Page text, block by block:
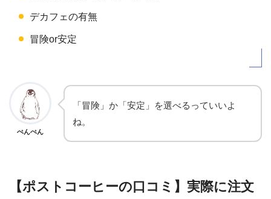
デカフェの有無
冒険or安定
ぺんぺん
「冒険」か「安定」を選べるっていいよ
ね。
【ポストコーヒーの口コミ】実際に注文